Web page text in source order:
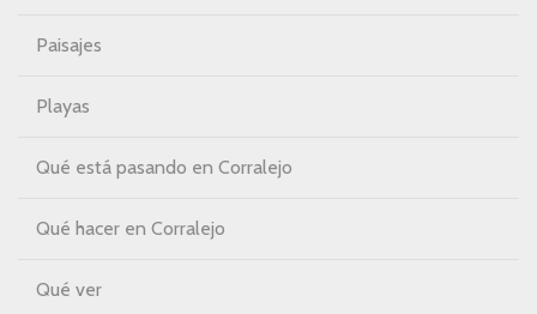
Paisajes
Playas
Qué está pasando en Corralejo
Qué hacer en Corralejo
Qué ver